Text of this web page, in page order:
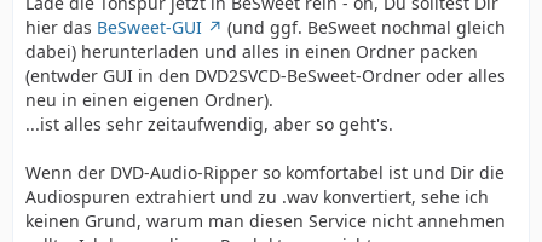
hier das BeSweet-GUI
(und ggf. BeSweet nochmal gleich
dabei) herunterladen und alles in einen Ordner packen
(entwder GUI in den DVD2SVCD-BeSweet-Ordner oder alles
neu in einen eigenen Ordner).
...ist alles sehr zeitaufwendig, aber so geht's.
Wenn der DVD-Audio-Ripper so komfortabel ist und Dir die
Audiospuren extrahiert und zu .wav konvertiert, sehe ich
keinen Grund, warum man diesen Service nicht annehmen